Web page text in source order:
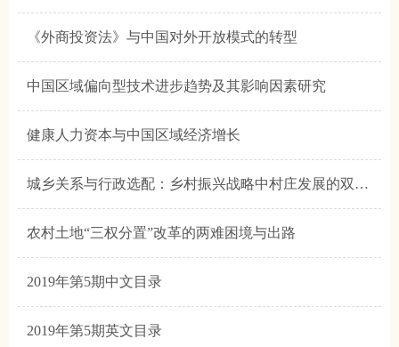
《外商投资法》与中国对外开放模式的转型
中国区域偏向型技术进步趋势及其影响因素研究
健康人力资本与中国区域经济增长
城乡关系与行政选配：乡村振兴战略中村庄发展的双重逻辑
农村土地“三权分置”改革的两难困境与出路
2019年第5期中文目录
2019年第5期英文目录